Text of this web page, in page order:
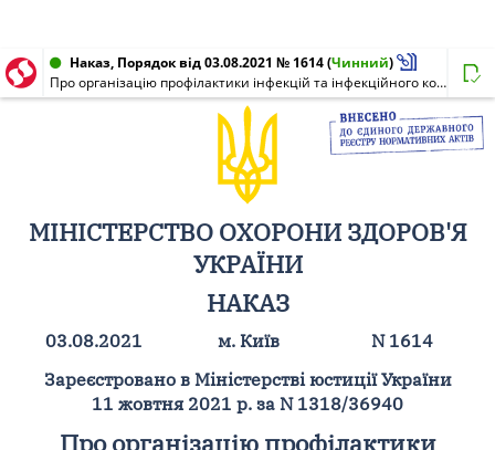
Наказ, Порядок від 03.08.2021 № 1614(Чинний)
Про організацію профілактики інфекцій та інфекційного контролю в закладах охорони здоров'я та установах / закладах надання соціальних послуг / соціального захисту населення